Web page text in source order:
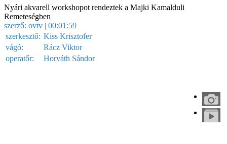
Nyári akvarell workshopot rendeztek a Majki Kamalduli
Remeteségben
szerző: ovtv | 00:01:59
szerkesztő: Kiss Krisztofer
vágó:
Rácz Viktor
operatőr:
Horváth Sándor